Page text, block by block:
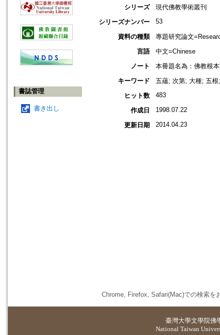
書誌管理
書き出し
シリーズ
現代佛教學術叢刊
シリーズナンバー
53
資料の種類
專題研究論文
言語
中文=Chinese
ノート
本冊題名為：佛教根
キーワード
五蘊; 次第; 大種; 五
ヒット数
483
作成日 1998.07.22
更新日期 2014.04.23
Chrome, Firefox, Safari(Mac)での検索を
臺灣大學文學院佛
National Taiwan